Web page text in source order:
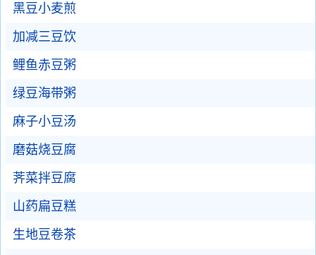
黑豆小麦煎
加减三豆饮
鲤鱼赤豆粥
绿豆海带粥
麻子小豆汤
磨菇烧豆腐
荠菜拌豆腐
山药扁豆糕
生地豆卷茶